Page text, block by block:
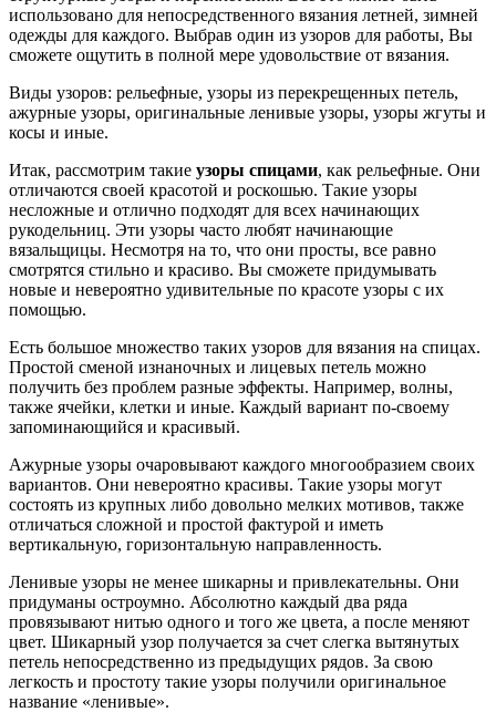
использовано для непосредственного вязания летней, зимней
одежды для каждого. Выбрав один из узоров для работы, Вы
сможете ощутить в полной мере удовольствие от вязания.
Виды узоров: рельефные, узоры из перекрещенных петель,
ажурные узоры, оригинальные ленивые узоры, узоры жгуты и
косы и иные.
Итак, рассмотрим такие узоры спицами, как рельефные. Они
отличаются своей красотой и роскошью. Такие узоры
несложные и отлично подходят для всех начинающих
рукодельниц. Эти узоры часто любят начинающие
вязальщицы. Несмотря на то, что они просты, все равно
смотрятся стильно и красиво. Вы сможете придумывать
новые и невероятно удивительные по красоте узоры с их
помощью.
Есть большое множество таких узоров для вязания на спицах.
Простой сменой изнаночных и лицевых петель можно
получить без проблем разные эффекты. Например, волны,
также ячейки, клетки и иные. Каждый вариант по-своему
запоминающийся и красивый.
Ажурные узоры очаровывают каждого многообразием своих
вариантов. Они невероятно красивы. Такие узоры могут
состоять из крупных либо довольно мелких мотивов, также
отличаться сложной и простой фактурой и иметь
вертикальную, горизонтальную направленность.
Ленивые узоры не менее шикарны и привлекательны. Они
придуманы остроумно. Абсолютно каждый два ряда
провязывают нитью одного и того же цвета, а после меняют
цвет. Шикарный узор получается за счет слегка вытянутых
петель непосредственно из предыдущих рядов. За свою
легкость и простоту такие узоры получили оригинальное
название «ленивые».